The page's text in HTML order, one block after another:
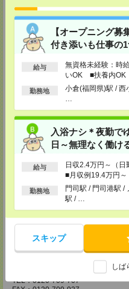
【オープニング
付き添いも仕事の
給与
無資格未経験：時
いOK ■扶養内OK
以上
勤務地
小倉(福岡県)駅 / 西
入浴ナシ＊夜勤で
日～無理なく働け
給与
日収2.4万円～（
■月収例19.4万円～
の場合）
勤務地
門司駅 / 門司港駅 /
駅 / …
スキップ
しば
TEL：0120-995-985
FAX：0120-992-568
担当：採用担当
神戸営業所
〒650-0044
兵庫県神戸市中央区東川崎町1丁
ル18階
TEL：0120-995-984
FAX：0120-709-785
広島営業所
〒730-0031
広島県広島市中区紙屋町2丁目1番
TEL：0120-709-707
担当：採用担当
〒790-0003
愛媛県松山市三番町7丁目1番地21
FAX：0120-709-890
福岡営業所
福岡県福岡市博多区中洲5丁目6番
TEL：0120-709-707